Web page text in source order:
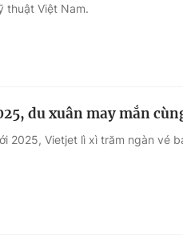
Chất lượng
thuật Việt Nam.
du xuân may mắn
2025, Vietjet lì xì trăm ngàn vé